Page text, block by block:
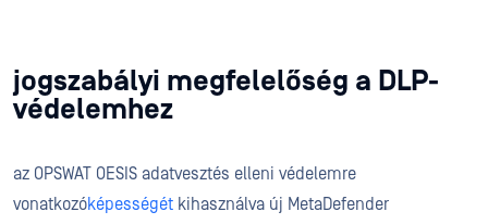
jogszabályi megfelelőség a DLP-
védelemhez
az OPSWAT OESIS adatvesztés elleni védelemre
vonatkozóképességét kihasználva új MetaDefender